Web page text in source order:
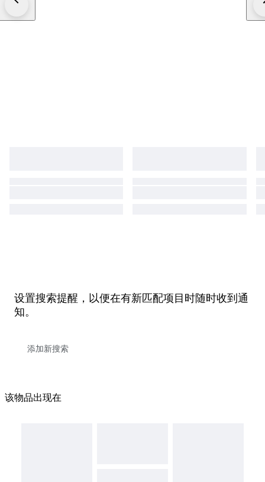
设置搜索提醒，以便在有新匹配项目时随时收到通
知。
该物品出现在